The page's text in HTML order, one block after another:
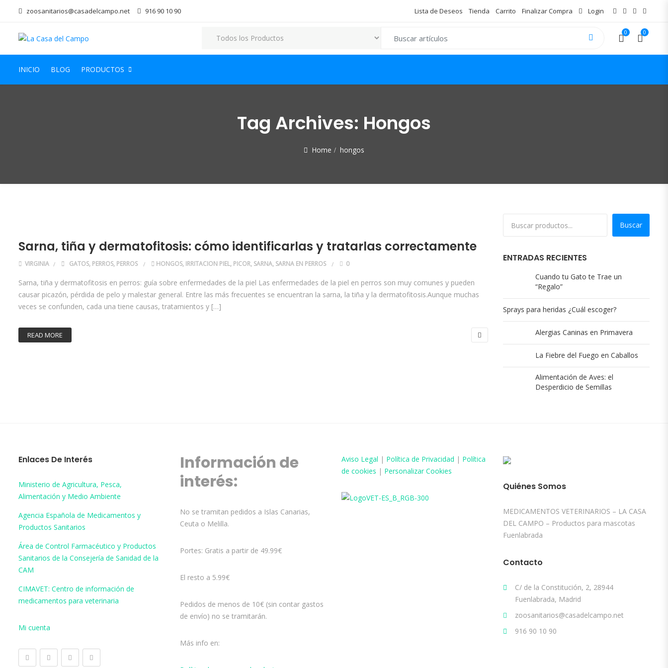
zoosanitarios@casadelcampo.net 916 90 10 90 Lista de Deseos Tienda Carrito Finalizar Compra Login
0 0
INICIO BLOG PRODUCTOS
Tag Archives: Hongos
Home hongos
Sarna, tiña y dermatofitosis: cómo identificarlas y tratarlas correctamente
VIRGINIA GATOS, PERROS, PERROS HONGOS, IRRITACION PIEL, PICOR, SARNA, SARNA EN PERROS 0
Sarna, tiña y dermatofitosis en perros: guía sobre enfermedades de la piel Las enfermedades de la piel en perros son muy comunes y pueden
causar picazón, pérdida de pelo y malestar general. Entre las más frecuentes se encuentran la sarna, la tiña y la dermatofitosis.Aunque muchas
veces se confunden, cada una tiene causas, tratamientos y […]
READ MORE
Buscar
ENTRADAS RECIENTES
Cuando tu Gato te Trae un
“Regalo”
Sprays para heridas ¿Cuál escoger?
Alergias Caninas en Primavera
La Fiebre del Fuego en Caballos
Alimentación de Aves: el
Desperdicio de Semillas
Enlaces De Interés
Ministerio de Agricultura, Pesca,
Alimentación y Medio Ambiente
Agencia Española de Medicamentos y
Productos Sanitarios
Área de Control Farmacéutico y Productos
Sanitarios de la Consejería de Sanidad de la
CAM
CIMAVET: Centro de información de
medicamentos para veterinaria
Mi cuenta
Información de
interés:
No se tramitan pedidos a Islas Canarias,
Ceuta o Melilla.
Portes: Gratis a partir de 49.99€
El resto a 5.99€
Pedidos de menos de 10€ (sin contar gastos
de envío) no se tramitarán.
Más info en:
Aviso Legal | Política de Privacidad | Política
de cookies | Personalizar Cookies
Quiénes Somos
MEDICAMENTOS VETERINARIOS – LA CASA
DEL CAMPO – Productos para mascotas
Fuenlabrada
Contacto
C/ de la Constitución, 2, 28944
Fuenlabrada, Madrid
zoosanitarios@casadelcampo.net
916 90 10 90